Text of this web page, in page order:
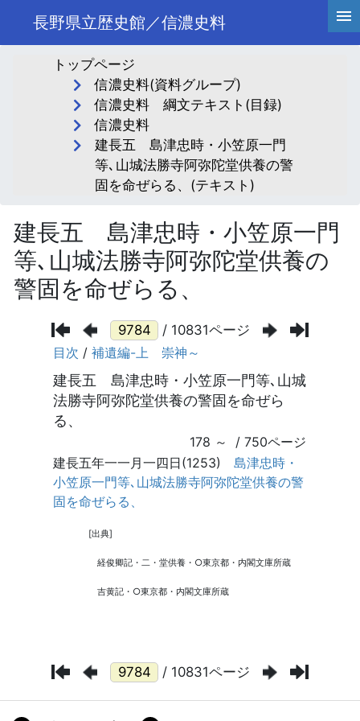
長野県立歴史館／信濃史料
トップページ
信濃史料(資料グループ)
信濃史料 綱文テキスト(目録)
信濃史料
建長五 島津忠時・小笠原一門
等､山城法勝寺阿弥陀堂供養の警
固を命ぜらる、(テキスト)
建長五 島津忠時・小笠原一門
等､山城法勝寺阿弥陀堂供養の
警固を命ぜらる、
/ 10831ページ
/ 10831ページ